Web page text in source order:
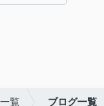
覧 ブログ一覧